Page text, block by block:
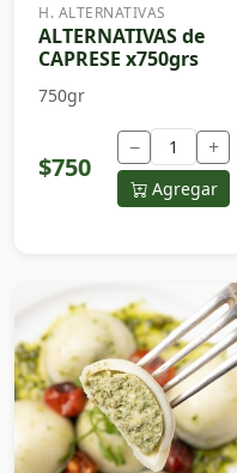
H. ALTERNATIVAS
ALTERNATIVAS de
CAPRESE x750grs
750gr
$750
− +
Agregar